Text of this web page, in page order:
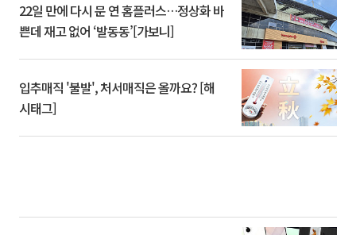
22일 만에 다시 문 연 홈플러스…정상화 바
쁜데 재고 없어 ‘발동동’[가보니]
입추매직 '불발', 처서매직은 올까요? [해
시태그]